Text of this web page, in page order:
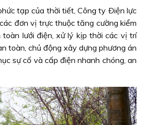
tạp của thời tiết, Công ty Ðiện lực
đơn vị trực thuộc tăng cường kiểm
toàn lưới điện, xử lý kịp thời các vị trí
toàn, chủ động xây dựng phương án
sự cố và cấp điện nhanh chóng, an